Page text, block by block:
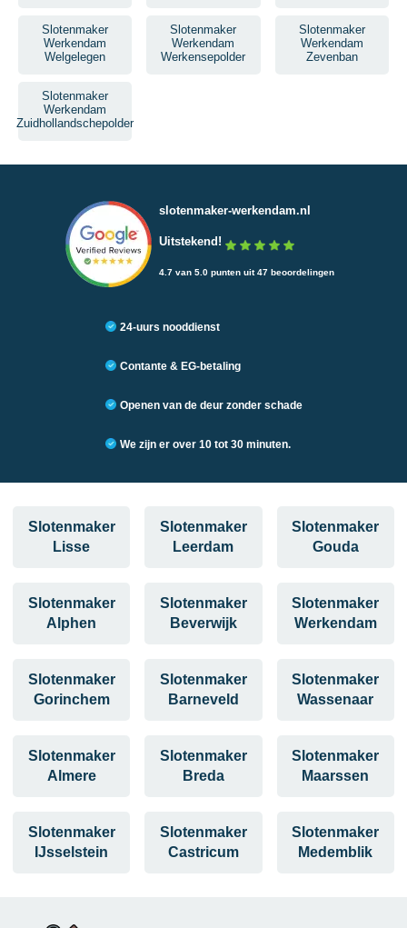
Slotenmaker
Werkendam
Welgelegen
Slotenmaker
Werkendam
Werkensepolder
Slotenmaker
Werkendam
Zevenban
Slotenmaker
Werkendam
Zuidhollandschepolder
slotenmaker-werkendam.nl
Uitstekend!
4.7 van 5.0 punten uit 47 beoordelingen
24-uurs nooddienst
Contante & EG-betaling
Openen van de deur zonder schade
We zijn er over 10 tot 30 minuten.
Slotenmaker
Lisse
Slotenmaker
Leerdam
Slotenmaker
Gouda
Slotenmaker
Alphen
Slotenmaker
Beverwijk
Slotenmaker
Werkendam
Slotenmaker
Gorinchem
Slotenmaker
Barneveld
Slotenmaker
Wassenaar
Slotenmaker
Almere
Slotenmaker
Breda
Slotenmaker
Maarssen
Slotenmaker
IJsselstein
Slotenmaker
Castricum
Slotenmaker
Medemblik